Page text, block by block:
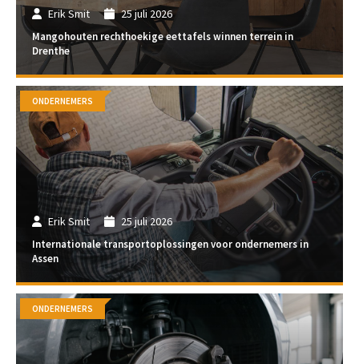
Erik Smit 25 juli 2026
Mangohouten rechthoekige eettafels winnen terrein in
Drenthe
Erik Smit 25 juli 2026
Internationale transportoplossingen voor ondernemers in
Assen
ONDERNEMERS
ONDERNEMERS